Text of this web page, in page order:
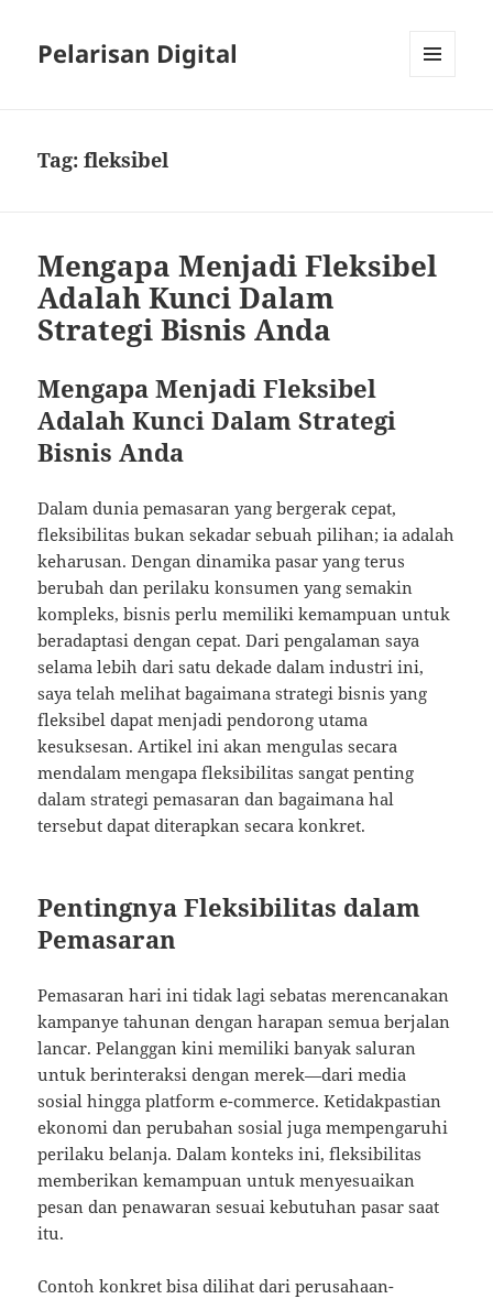
Pelarisan Digital
Tag:fleksibel
Mengapa Menjadi Fleksibel
Adalah Kunci Dalam
Strategi Bisnis Anda
Mengapa Menjadi Fleksibel
Adalah Kunci Dalam Strategi
Bisnis Anda
Dalam dunia pemasaran yang bergerak cepat,
fleksibilitas bukan sekadar sebuah pilihan; ia adalah
keharusan. Dengan dinamika pasar yang terus
berubah dan perilaku konsumen yang semakin
kompleks, bisnis perlu memiliki kemampuan untuk
beradaptasi dengan cepat. Dari pengalaman saya
selama lebih dari satu dekade dalam industri ini,
saya telah melihat bagaimana strategi bisnis yang
fleksibel dapat menjadi pendorong utama
kesuksesan. Artikel ini akan mengulas secara
mendalam mengapa fleksibilitas sangat penting
dalam strategi pemasaran dan bagaimana hal
tersebut dapat diterapkan secara konkret.
Pentingnya Fleksibilitas dalam
Pemasaran
Pemasaran hari ini tidak lagi sebatas merencanakan
kampanye tahunan dengan harapan semua berjalan
lancar. Pelanggan kini memiliki banyak saluran
untuk berinteraksi dengan merek—dari media
sosial hingga platform e-commerce. Ketidakpastian
ekonomi dan perubahan sosial juga mempengaruhi
perilaku belanja. Dalam konteks ini, fleksibilitas
memberikan kemampuan untuk menyesuaikan
pesan dan penawaran sesuai kebutuhan pasar saat
itu.
Contoh konkret bisa dilihat dari perusahaan-